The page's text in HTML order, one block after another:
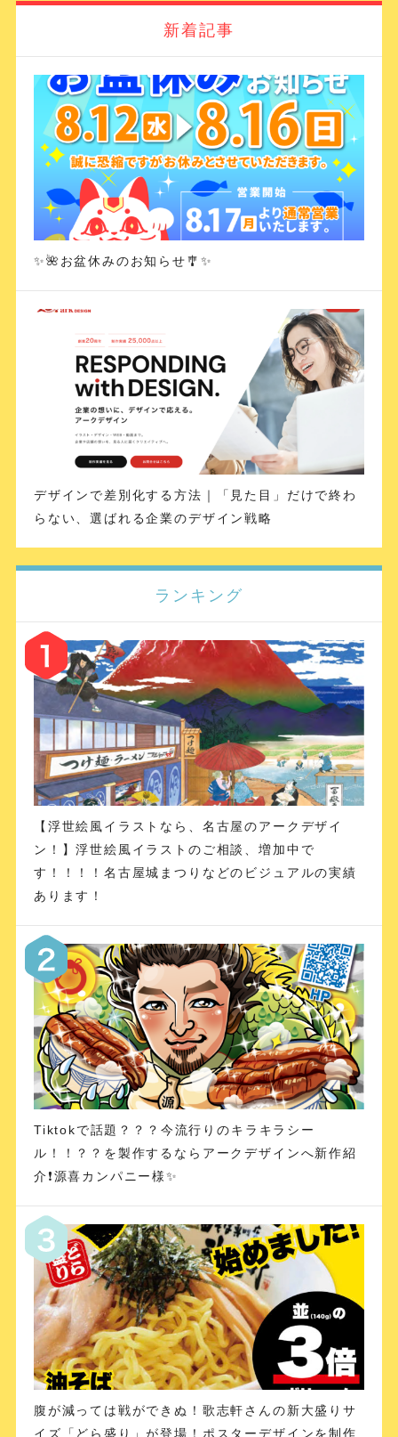
新着記事
✨🌺お盆休みのお知らせ🎐✨
デザインで差別化する方法｜「見た目」だけで終わ
らない、選ばれる企業のデザイン戦略
ランキング
【浮世絵風イラストなら、名古屋のアークデザイ
ン！】浮世絵風イラストのご相談、増加中で
す！！！！名古屋城まつりなどのビジュアルの実績
あります！
Tiktokで話題？？？今流行りのキラキラシー
ル！！？？を製作するならアークデザインへ新作紹
介❗️源喜カンパニー様✨
腹が減っては戦ができぬ！歌志軒さんの新大盛りサ
イズ「どら盛り」が登場！ポスターデザインを制作